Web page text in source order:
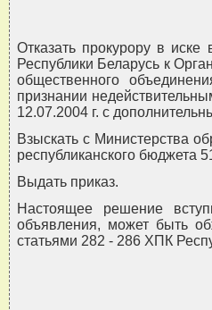
Отказать прокурору в иске
Республики Беларусь к
общественного
признании
12.07.2004 г. с
Взыскать с Министерства
республиканского бюджета
Выдать приказ.
Настоящее решение
объявления, может быть
статьями 282 - 286 ХПК